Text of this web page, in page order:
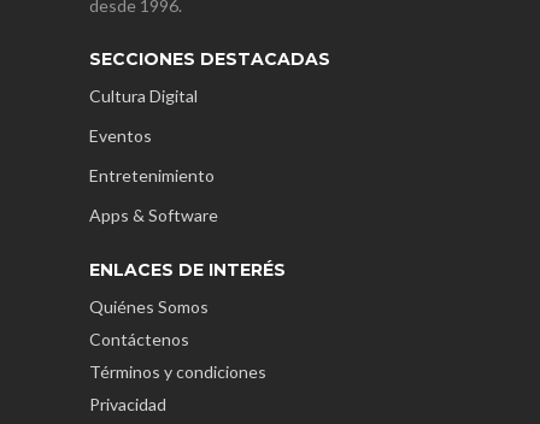
desde 1996.
SECCIONES DESTACADAS
Cultura Digital
Eventos
Entretenimiento
Apps & Software
ENLACES DE INTERÉS
Quiénes Somos
Contáctenos
Términos y condiciones
Privacidad